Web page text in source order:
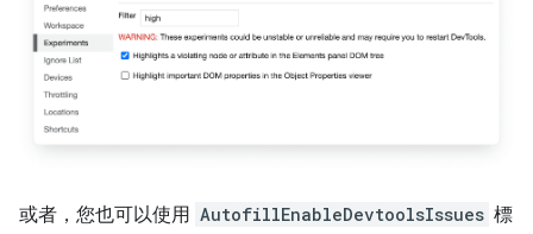
或者，您也可以使用 AutofillEnableDevtoolsIssues 標